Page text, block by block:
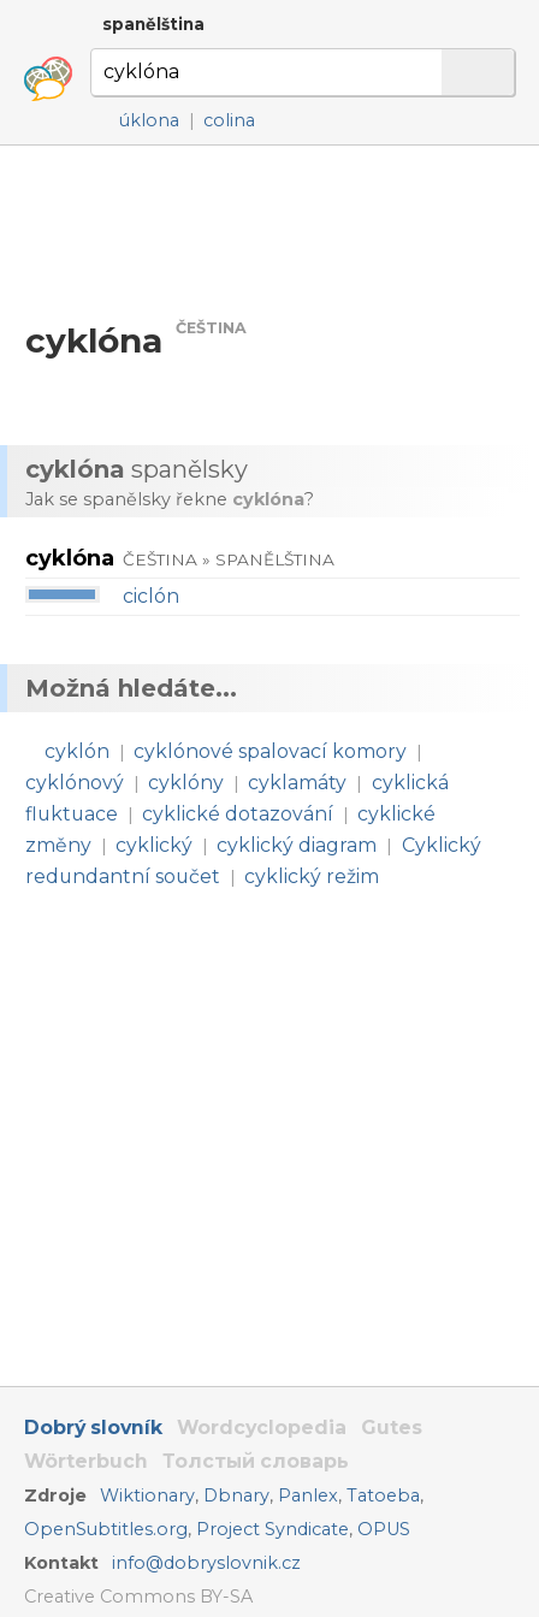
spanělština
úklona | colina
cyklóna ČEŠTINA
cyklóna spanělsky
Jak se spanělsky řekne cyklóna?
cyklóna ČEŠTINA » SPANĚLŠTINA
ciclón
Možná hledáte...
cyklón | cyklónové spalovací komory |
cyklónový | cyklóny | cyklamáty | cyklická
fluktuace
| cyklické dotazování | cyklické
změny | cyklický | cyklický diagram | Cyklický
redundantní součet
| cyklický režim
Dobrý slovník Wordcyclopedia
Gutes
Wörterbuch
Толстый словарь
Zdroje Wiktionary, Dbnary, Panlex,Tatoeba,
OpenSubtitles.org, Project Syndicate, OPUS
Kontakt
info@dobryslovnik.cz
Creative Commons BY-SA